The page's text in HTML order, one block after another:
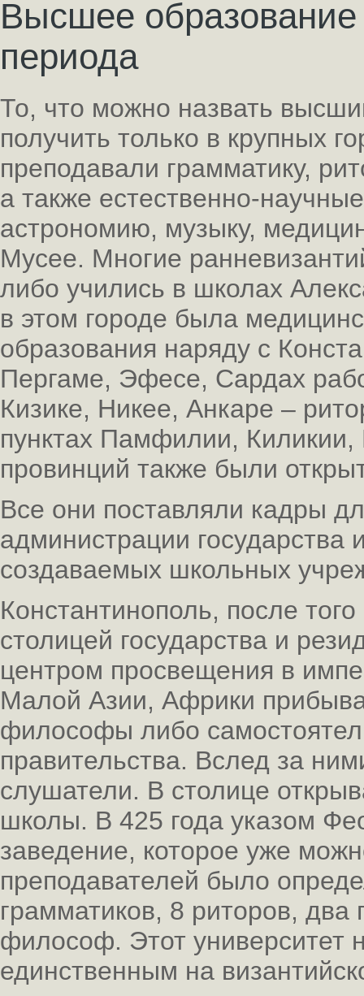
Высшее образование
периода
То, что можно назвать
получить только в крупных
преподавали грамматику,
а также естественно-
астрономию, музыку,
Мусее. Многие
либо учились в школах
в этом городе была
образования наряду с
Пергаме, Эфесе, Сардах
Кизике, Никее, Анкаре –
пунктах Памфилии,
провинций также были
Все они поставляли кадры
администрации государства
создаваемых школьных
Константинополь, после
столицей государства и
центром просвещения в
Малой Азии, Африки
философы либо
правительства. Вслед за
слушатели. В столице
школы. В 425 года указом
заведение, которое уже
преподавателей было
грамматиков, 8 риторов,
философ. Этот университет
единственным на